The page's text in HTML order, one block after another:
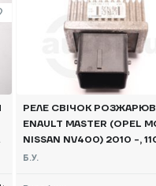
РЕЛЕ СВІЧОК
ENAULT MASTER (OPEL
NISSAN NV400) 2010 -,
R Б/В
Б.У.